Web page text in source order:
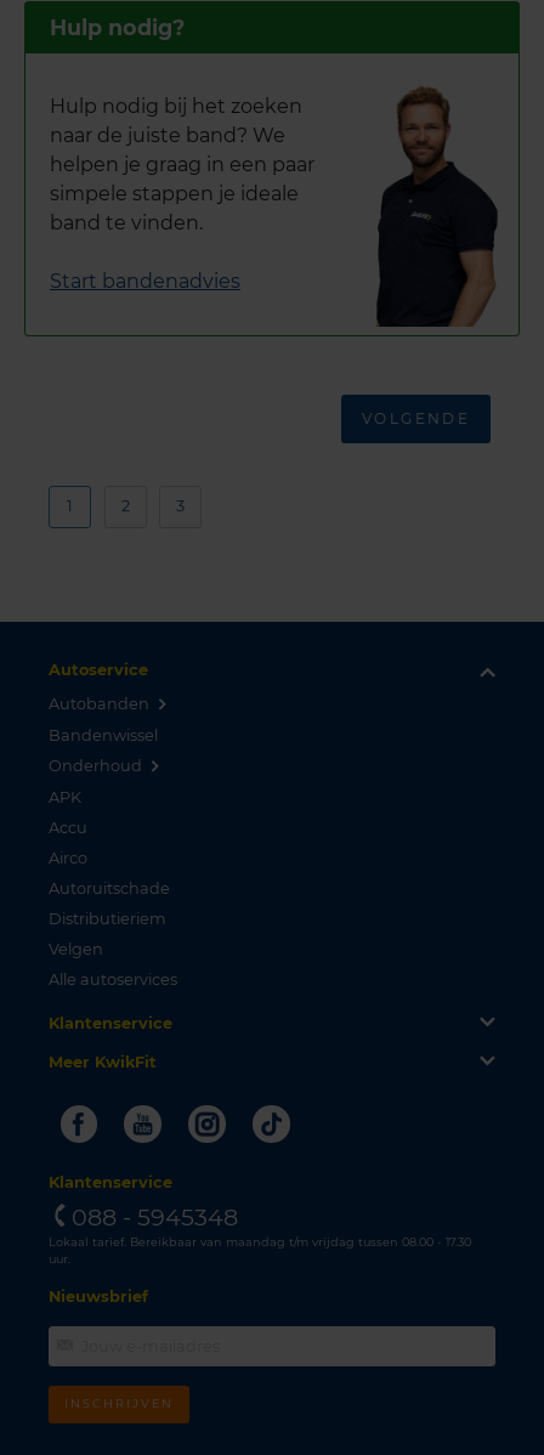
Hulp nodig?
Hulp nodig bij het zoeken
naar de juiste band? We
helpen je graag in een paar
simpele stappen je ideale
band te vinden.
Start bandenadvies
VOLGENDE
1 2 3
Autoservice
Autobanden
Bandenwissel
Onderhoud
APK
Accu
Airco
Autoruitschade
Distributieriem
Velgen
Alle autoservices
Klantenservice
Meer KwikFit
FacebookYoutubeInstagram
Tiktok
Klantenservice
088 - 5945348
Lokaal tarief. Bereikbaar van maandag t/m vrijdag tussen 08.00 - 17.30
uur.
Nieuwsbrief
INSCHRIJVEN